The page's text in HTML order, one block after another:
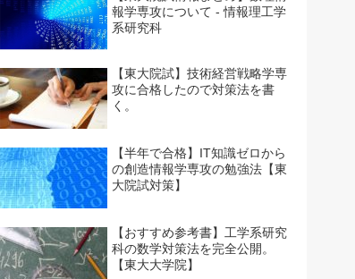
報学専攻について - 情報理工学
系研究科
【東大院試】技術経営戦略学専
攻に合格したので対策法を書
く。
【半年で合格】IT知識ゼロから
の創造情報学専攻の勉強法【東
大院試対策】
【おすすめ参考書】工学系研究
科の数学対策法を完全公開。
【東大大学院】